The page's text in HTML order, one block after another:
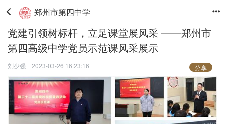
郑州市第四中学
党建引领树标杆，立足课堂展风采 ——郑州市
第四高级中学党员示范课风采展示
刘少强 2023-03-26 16:23:16 分享